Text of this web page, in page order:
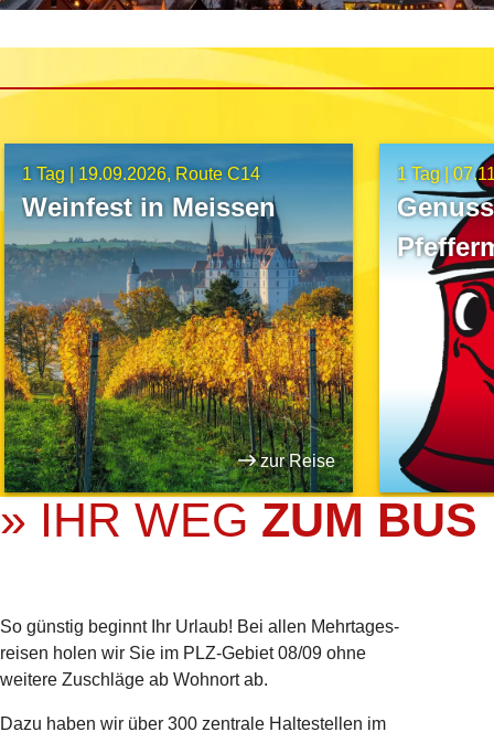
1 Tag |
1 Tag | 19.09.2026 Route C14
Weinfest in Meissen
zur Reise
» IHR WEG ZUM BUS
So günstig beginnt Ihr Urlaub! Bei allen Mehrtages­
reisen holen wir Sie im PLZ-Gebiet 08/09 ohne
weitere Zuschläge ab Wohnort ab.
Dazu haben wir über 300 zentrale Haltestellen im